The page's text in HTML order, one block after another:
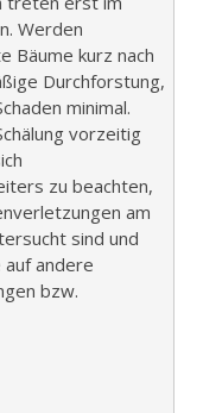
Werden
Bäume kurz nach
Durchforstung,
minimal.
vorzeitig
zu beachten,
am
sind und
andere
bzw.